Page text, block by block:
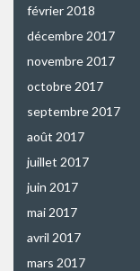
février 2018
décembre 2017
novembre 2017
octobre 2017
septembre 2017
août 2017
juillet 2017
juin 2017
mai 2017
avril 2017
mars 2017